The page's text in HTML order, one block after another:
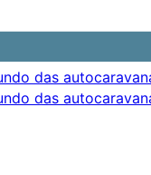
das
das